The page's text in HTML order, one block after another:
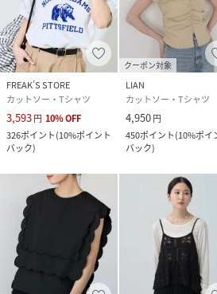
FREAK’S STORE
カットソー・Tシャツ
3,593円 10%OFF
326ポイント(10%ポイント
バック)
クーポン対象
LIAN
カットソー・Tシャツ
4,950円
450ポイント(10%ポイ
バック)